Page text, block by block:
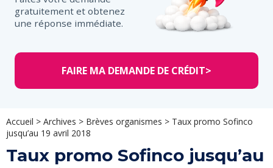
gratuitement et obtenez
une réponse immédiate.
FAIRE MA DEMANDE DE CRÉDIT>
Accueil > Archives > Brèves organismes > Taux promo Sofinco
jusqu’au 19 avril 2018
Taux promo Sofinco jusqu’au